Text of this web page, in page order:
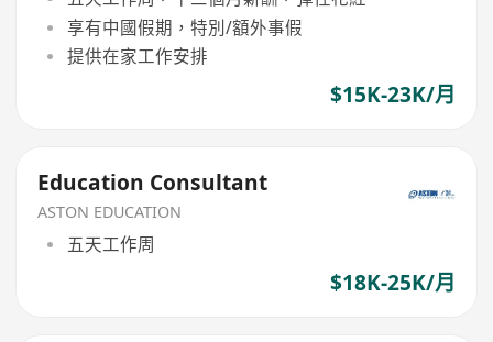
享有中國假期，特別/額外事假
提供在家工作安排
$15K-23K/月
Education Consultant
ASTON EDUCATION
五天工作周
$18K-25K/月